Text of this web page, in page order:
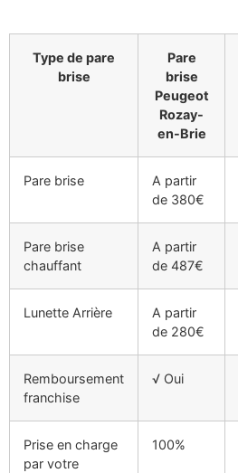
Type de pare
brise
Pare
brise
Peugeot
Rozay-
en-Brie
Pare brise
A partir
de 380€
Pare brise
chauffant
A partir
de 487€
Lunette Arrière
A partir
de 280€
Remboursement
franchise
√ Oui
Prise en charge
par votre
100%